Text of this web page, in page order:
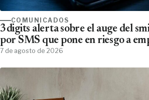
COMUNICADOS
3digits alerta sobre el auge del
por SMS que pone en riesgo a
7 de agosto de 2026